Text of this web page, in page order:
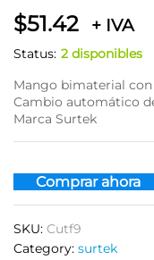
$51.42 + IVA
Status: 2 disponibles
Mango bimaterial
Cambio automático
Marca Surtek
Comprar ahora
SKU: Cutf9
Category: surtek